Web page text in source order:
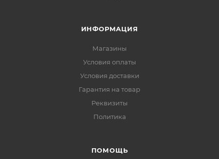
ИНФОРМАЦИЯ
Магазины
Условия оплаты
Условия доставки
Гарантия на товар
Реквизиты
Политика
ПОМОЩЬ